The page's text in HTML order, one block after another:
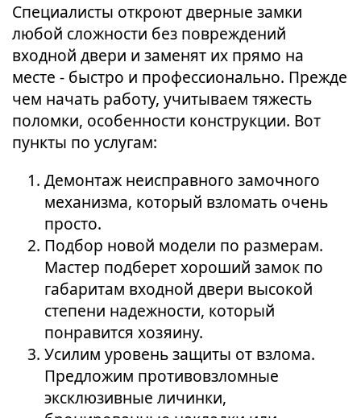
Специалисты откроют дверные замки
любой сложности без повреждений
входной двери и заменят их прямо на
месте - быстро и профессионально. Прежде
чем начать работу, учитываем тяжесть
поломки, особенности конструкции. Вот
пункты по услугам:
Демонтаж неисправного замочного
механизма, который взломать очень
просто.
Подбор новой модели по размерам.
Мастер подберет хороший замок по
габаритам входной двери высокой
степени надежности, который
понравится хозяину.
Усилим уровень защиты от взлома.
Предложим противовзломные
эксклюзивные личинки,